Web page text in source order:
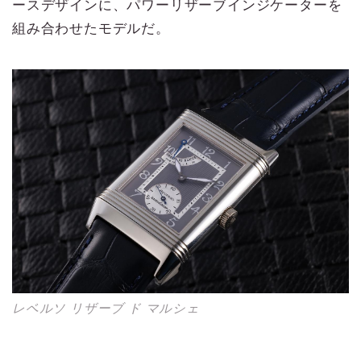
ースデザインに、パワーリザーブインジケーターを
組み合わせたモデルだ。
レベルソ リザーブ ド マルシェ